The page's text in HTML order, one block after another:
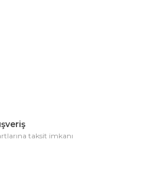
taksit imkanı